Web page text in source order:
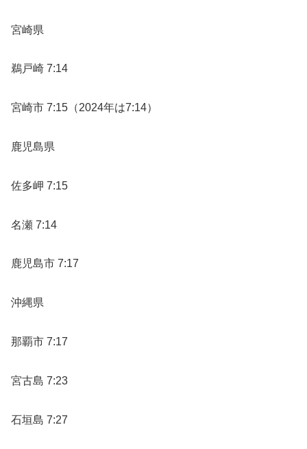
宮崎県
鵜戸崎 7:14
宮崎市 7:15（2024年は7:14）
鹿児島県
佐多岬 7:15
名瀬 7:14
鹿児島市 7:17
沖縄県
那覇市 7:17
宮古島 7:23
石垣島 7:27